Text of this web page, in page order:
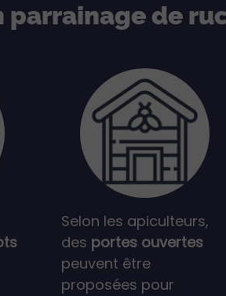
de
Selon les apiculteurs,
des portes ouvertes
peuvent être
proposées pour